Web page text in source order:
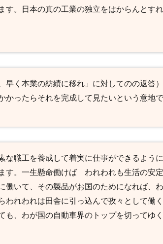
す。日本の真の工業の独立をはからんとす
早く本業の紡績に移れ」に対してのの返答
かったらそれを完成して見たいという意地
な職工を養成して着実に仕事ができるよう
す。一生懸命働けば われわれも生活の安
働いて、その製品がお国のためになれば、
われわれは田舎に引っ込んで孜々として働
も、わが国の自動車界のトップを切ってゆ